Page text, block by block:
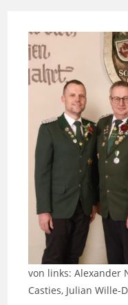
von links: Alexander
Casties, Julian Wille-